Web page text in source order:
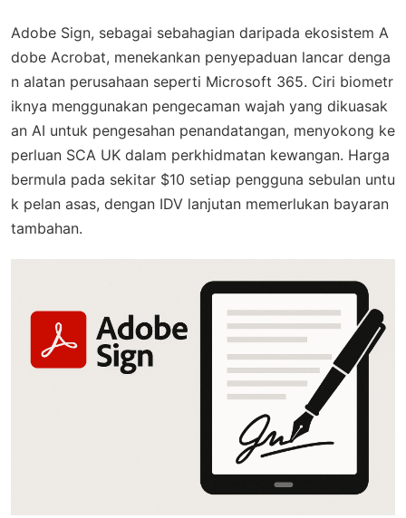
Adobe Sign, sebagai sebahagian daripada ekosistem A
dobe Acrobat, menekankan penyepaduan lancar denga
n alatan perusahaan seperti Microsoft 365. Ciri biometr
iknya menggunakan pengecaman wajah yang dikuasak
an AI untuk pengesahan penandatangan, menyokong ke
perluan SCA UK dalam perkhidmatan kewangan. Harga
bermula pada sekitar $10 setiap pengguna sebulan untu
k pelan asas, dengan IDV lanjutan memerlukan bayaran
tambahan.